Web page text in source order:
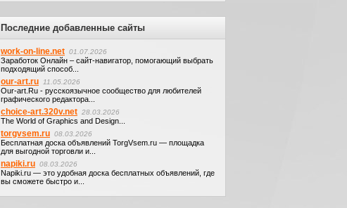
Последние добавленные сайты
work-on-line.net 01.07.2026
Заработок Онлайн – сайт-навигатор, помогающий выбрать
подходящий способ...
our-art.ru 11.05.2026
Our-art.Ru - русскоязычное сообщество для любителей
графического редактора...
choice-art.320v.net 28.03.2026
The World of Graphics and Design...
torgvsem.ru 08.03.2026
Бесплатная доска объявлений TorgVsem.ru — площадка
для выгодной торговли и...
napiki.ru 08.03.2026
Napiki.ru — это удобная доска бесплатных объявлений, где
вы сможете быстро и...